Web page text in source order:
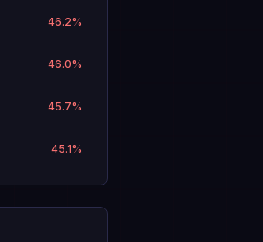
46.2%
46.0%
45.7%
45.1%